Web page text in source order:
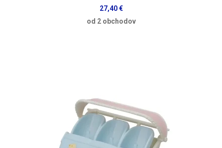
27,40 €
od 2 obchodov